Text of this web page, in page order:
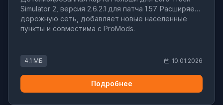
Simulator 2, версия 2.6.2.1 для патча 1.57. Расширяет
дорожную сеть, добавляет новые населенные
пункты и совместима с ProMods.
4.1 МБ 10.01.2026
Подробнее